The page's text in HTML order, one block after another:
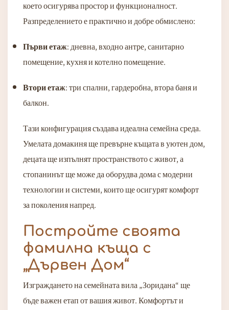
което осигурява простор и функционалност.
Разпределението е практично и добре обмислено:
Първи етаж: дневна, входно антре, санитарно
помещение, кухня и котелно помещение.
Втори етаж: три спални, гардеробна, втора баня и
балкон.
Тази конфигурация създава идеална семейна среда.
Умелата домакиня ще превърне къщата в уютен дом,
децата ще изпълнят пространството с живот, а
стопанинът ще може да оборудва дома с модерни
технологии и системи, които ще осигурят комфорт
за поколения напред.
Постройте своята
фамилна къща с
„Дървен Дом“
Изграждането на семейната вила „Зоридана“ ще
бъде важен етап от вашия живот. Комфортът и